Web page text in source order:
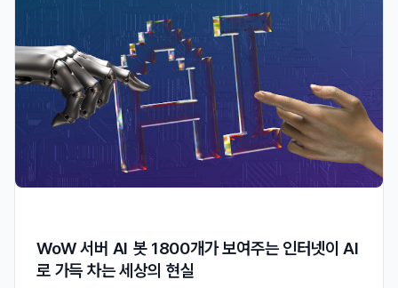
WoW 서버 AI 봇 1800개가 보여주는 인터넷이 AI
로 가득 차는 세상의 현실